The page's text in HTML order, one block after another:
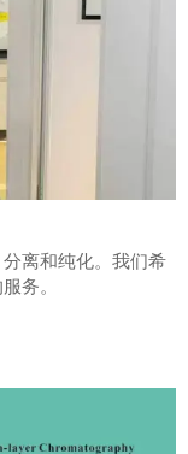
离和纯化。我们希
务。